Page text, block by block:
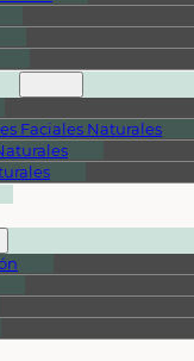
Faciales Naturales